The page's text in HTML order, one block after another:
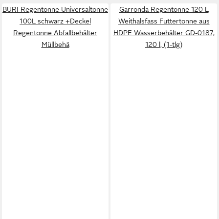
BURI Regentonne Universaltonne
100L schwarz +Deckel
Regentonne Abfallbehälter
Müllbehä
Garronda Regentonne 120 L
Weithalsfass Futtertonne aus
HDPE Wasserbehälter GD-0187,
120 l, (1-tlg)